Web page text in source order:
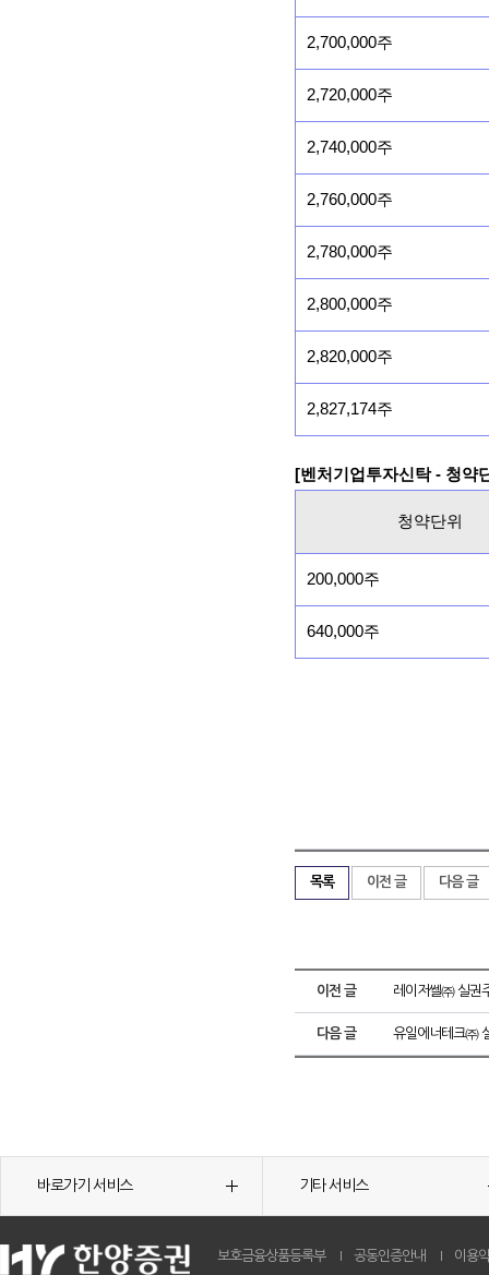
2,700,000주
2,720,000주
2,740,000주
2,760,000주
2,780,000주
2,800,000주
2,820,000주
2,827,174주
[벤처기업투자신탁 - 청약
청약단위
200,000주
640,000주
목록 이전 글 다음 글
이전 글 레이저쎌㈜ 실권
다음 글 유일에너테크㈜
바로가기 서비스 기타 서비스
보호금융상품등록부 공동인증안내 이용